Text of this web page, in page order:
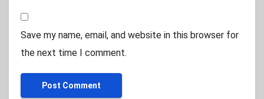
Save my name, email, and website in this browser for
the next time I comment.